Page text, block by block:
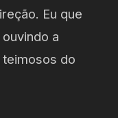
Eu que
a
do